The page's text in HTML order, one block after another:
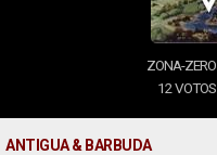
ZONA-ZERO
12VOTOS
ANTIGUA & BARBUDA